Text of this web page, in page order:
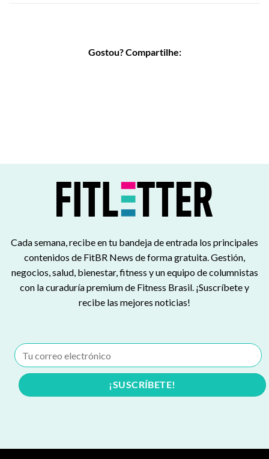
Gostou? Compartilhe:
Cada semana, recibe en tu bandeja de entrada los principales
contenidos de FitBR News de forma gratuita. Gestión,
negocios, salud, bienestar, fitness y un equipo de columnistas
con la curaduría premium de Fitness Brasil. ¡Suscríbete y
recibe las mejores noticias!